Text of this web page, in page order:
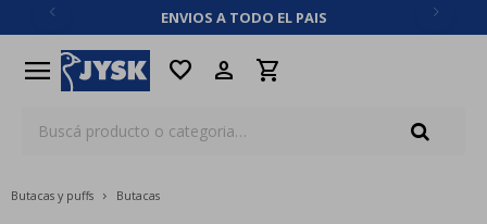
ENVIOS A TODO EL PAIS
menu favorite
Butacas y puffs Butacas
close